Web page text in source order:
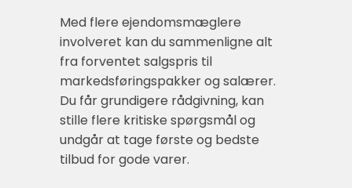
Med flere ejendomsmæglere
involveret kan du sammenligne alt
fra forventet salgspris til
markedsføringspakker og salærer.
Du får grundigere rådgivning, kan
stille flere kritiske spørgsmål og
undgår at tage første og bedste
tilbud for gode varer.